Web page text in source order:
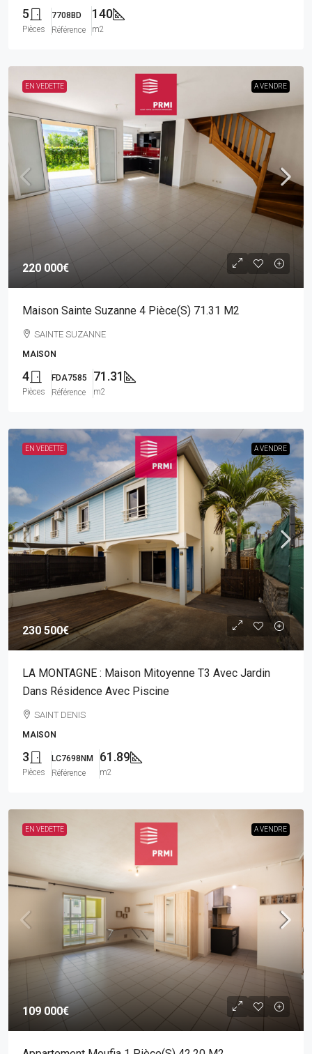
5
Pièces
7708BD
Référence
140
m2
EN VEDETTE A VENDRE
220 000€
Maison Sainte Suzanne 4 Pièce(s) 71.31 M2
SAINTE SUZANNE
MAISON
4
Pièces
FDA7585
Référence
71.31
m2
EN VEDETTE A VENDRE
230 500€
LA MONTAGNE : Maison Mitoyenne T3 Avec Jardin
Dans Résidence Avec Piscine
SAINT DENIS
MAISON
3
Pièces
LC7698NM
Référence
61.89
m2
EN VEDETTE A VENDRE
109 000€